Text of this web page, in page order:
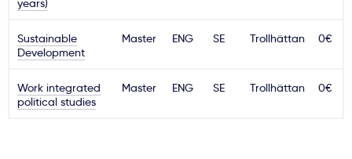
years)
Sustainable
Development
Master ENG SE Trollhättan 0€
Work integrated
political studies
Master ENG SE Trollhättan 0€